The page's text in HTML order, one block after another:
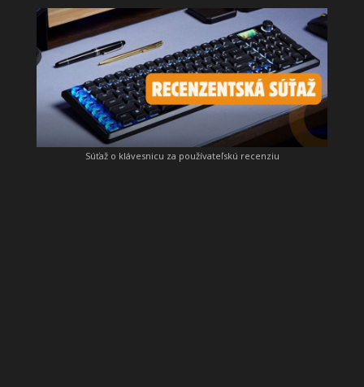
Súťaž o klávesnicu za používateľskú recenziu